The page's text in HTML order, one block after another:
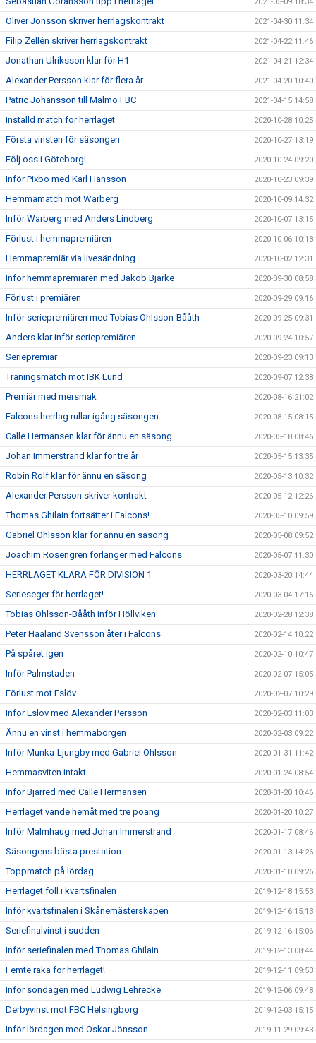
Oliver Jönsson skriver herrlagskontrakt 2021-04-30 11:34
Filip Zellén skriver herrlagskontrakt 2021-04-22 11:46
Jonathan Ulriksson klar för H1 2021-04-21 12:34
Alexander Persson klar för flera år 2021-04-20 10:40
Patric Johansson till Malmö FBC 2021-04-15 14:58
Inställd match för herrlaget 2020-10-28 10:25
Första vinsten för säsongen 2020-10-27 13:19
Följ oss i Göteborg! 2020-10-24 09:20
Inför Pixbo med Karl Hansson 2020-10-23 09:39
Hemmamatch mot Warberg 2020-10-09 14:32
Inför Warberg med Anders Lindberg 2020-10-07 13:15
Förlust i hemmapremiären 2020-10-06 10:18
Hemmapremiär via livesändning 2020-10-02 12:31
Inför hemmapremiären med Jakob Bjarke 2020-09-30 08:58
Förlust i premiären 2020-09-29 09:16
Inför seriepremiären med Tobias Ohlsson-Bååth 2020-09-25 09:31
Anders klar inför seriepremiären 2020-09-24 10:57
Seriepremiär 2020-09-23 09:13
Träningsmatch mot IBK Lund 2020-09-07 12:38
Premiär med mersmak 2020-08-16 21:02
Falcons herrlag rullar igång säsongen 2020-08-15 08:15
Calle Hermansen klar för ännu en säsong 2020-05-18 08:46
Johan Immerstrand klar för tre år 2020-05-15 13:35
Robin Rolf klar för ännu en säsong 2020-05-13 10:32
Alexander Persson skriver kontrakt 2020-05-12 12:26
Thomas Ghilain fortsätter i Falcons! 2020-05-10 09:59
Gabriel Ohlsson klar för ännu en säsong 2020-05-08 09:52
Joachim Rosengren förlänger med Falcons 2020-05-07 11:30
HERRLAGET KLARA FÖR DIVISION 1 2020-03-20 14:44
Serieseger för herrlaget! 2020-03-04 17:16
Tobias Ohlsson-Bååth inför Höllviken 2020-02-28 12:38
Peter Haaland Svensson åter i Falcons 2020-02-14 10:22
På spåret igen 2020-02-10 10:47
Inför Palmstaden 2020-02-07 15:05
Förlust mot Eslöv 2020-02-07 10:29
Inför Eslöv med Alexander Persson 2020-02-03 11:03
Ännu en vinst i hemmaborgen 2020-02-03 09:22
Inför Munka-Ljungby med Gabriel Ohlsson 2020-01-31 11:42
Hemmasviten intakt 2020-01-24 08:54
Inför Bjärred med Calle Hermansen 2020-01-20 10:46
Herrlaget vände hemåt med tre poäng 2020-01-20 10:27
Inför Malmhaug med Johan Immerstrand 2020-01-17 08:46
Säsongens bästa prestation 2020-01-13 14:26
Toppmatch på lördag 2020-01-10 09:26
Herrlaget föll i kvartsfinalen 2019-12-18 15:53
Inför kvartsfinalen i Skånemästerskapen 2019-12-16 15:13
Seriefinalvinst i sudden 2019-12-16 15:06
Inför seriefinalen med Thomas Ghilain 2019-12-13 08:44
Femte raka för herrlaget! 2019-12-11 09:53
Inför söndagen med Ludwig Lehrecke 2019-12-06 09:48
Derbyvinst mot FBC Helsingborg 2019-12-03 15:15
Inför lördagen med Oskar Jönsson 2019-11-29 09:43